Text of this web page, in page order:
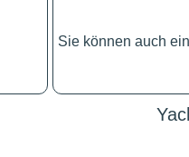
Sie können auch